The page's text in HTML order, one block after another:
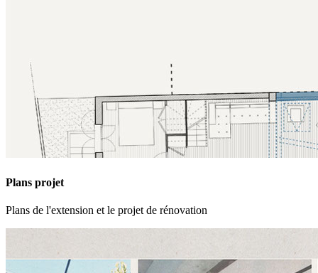
Plans projet
Plans de l'extension et le projet de rénovation